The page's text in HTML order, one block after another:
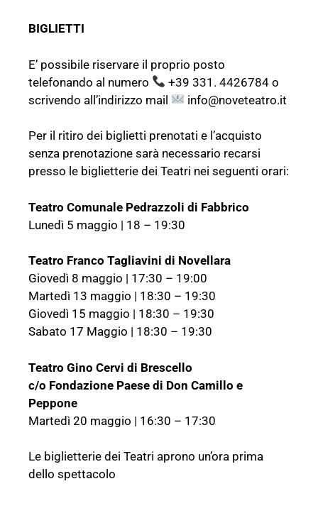
BIGLIETTI
E’ possibile riservare il proprio posto
telefonando al numero
+39 331. 4426784 o
scrivendo all’indirizzo mail
info@noveteatro.it
Per il ritiro dei biglietti prenotati e l’acquisto
senza prenotazione sarà necessario recarsi
presso le biglietterie dei Teatri nei seguenti orari:
Teatro Comunale Pedrazzoli di Fabbrico
Lunedì 5 maggio | 18 – 19:30
Teatro Franco Tagliavini di Novellara
Giovedì 8 maggio | 17:30 – 19:00
Martedì 13 maggio | 18:30 – 19:30
Giovedì 15 maggio | 18:30 – 19:30
Sabato 17 Maggio | 18:30 – 19:30
Teatro Gino Cervi di Brescello
c/o Fondazione Paese di Don Camillo e
Peppone
Martedì 20 maggio | 16:30 – 17:30
Le biglietterie dei Teatri aprono un’ora prima
dello spettacolo